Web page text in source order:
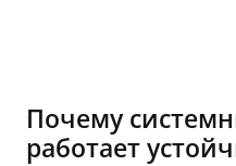
Почему
работает